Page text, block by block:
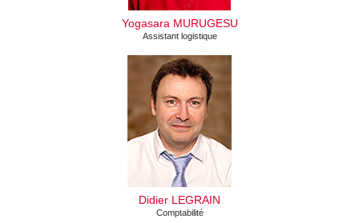
Yogasara MURUGESU
Assistant logistique
Didier LEGRAIN
Comptabilité